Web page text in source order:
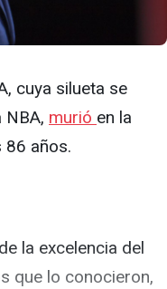
cuya silueta se
murió en la
86 años.
la excelencia del
que lo conocieron,